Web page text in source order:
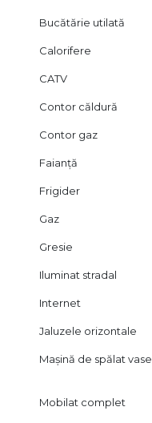
Bucătărie utilată
Calorifere
CATV
Contor căldură
Contor gaz
Faianță
Frigider
Gaz
Gresie
Iluminat stradal
Internet
Jaluzele orizontale
Mașină de spălat vase
Mobilat complet